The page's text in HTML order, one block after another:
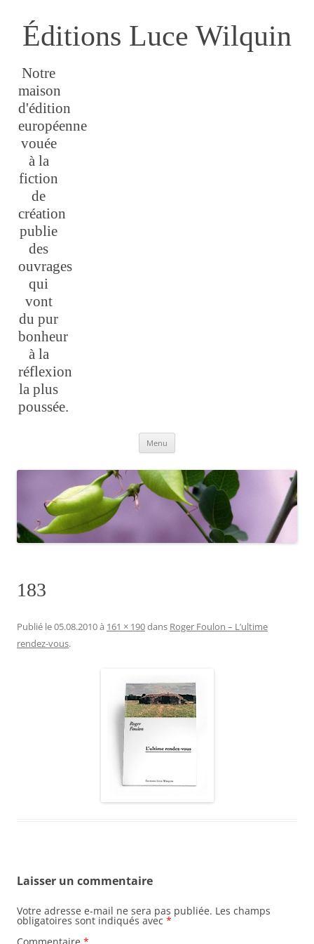
Éditions Luce Wilquin
Notre
maison
d'édition
européenne
vouée
à la
fiction
de
création
publie
des
ouvrages
qui
vont
du pur
bonheur
à la
réflexion
la plus
poussée.
Menu
183
Publié le05.08.2010à 161 × 190dans Roger Foulon – L’ultime
rendez-vous.
Laisser un commentaire
Votre adresse e-mail ne sera pas publiée. Les champs
obligatoires sont indiqués avec *